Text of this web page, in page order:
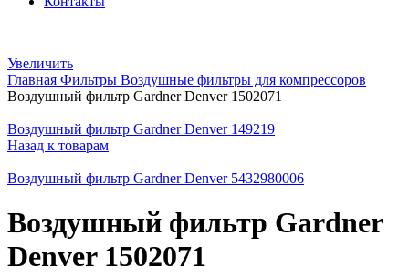
Увеличить
Главная Фильтры Воздушные фильтры для компрессоров
Воздушный фильтр Gardner Denver 1502071
Воздушный фильтр Gardner Denver 149219
Назад к товарам
Воздушный фильтр Gardner Denver 5432980006
Воздушный фильтр Gardner
Denver 1502071